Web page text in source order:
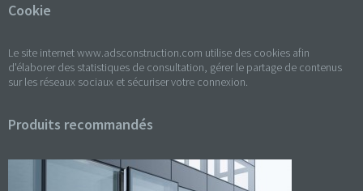
Cookie
Le site internet www.adsconstruction.com utilise des cookies afin
d'élaborer des statistiques de consultation, gérer le partage de contenus
sur les réseaux sociaux et sécuriser votre connexion.
Produits recommandés